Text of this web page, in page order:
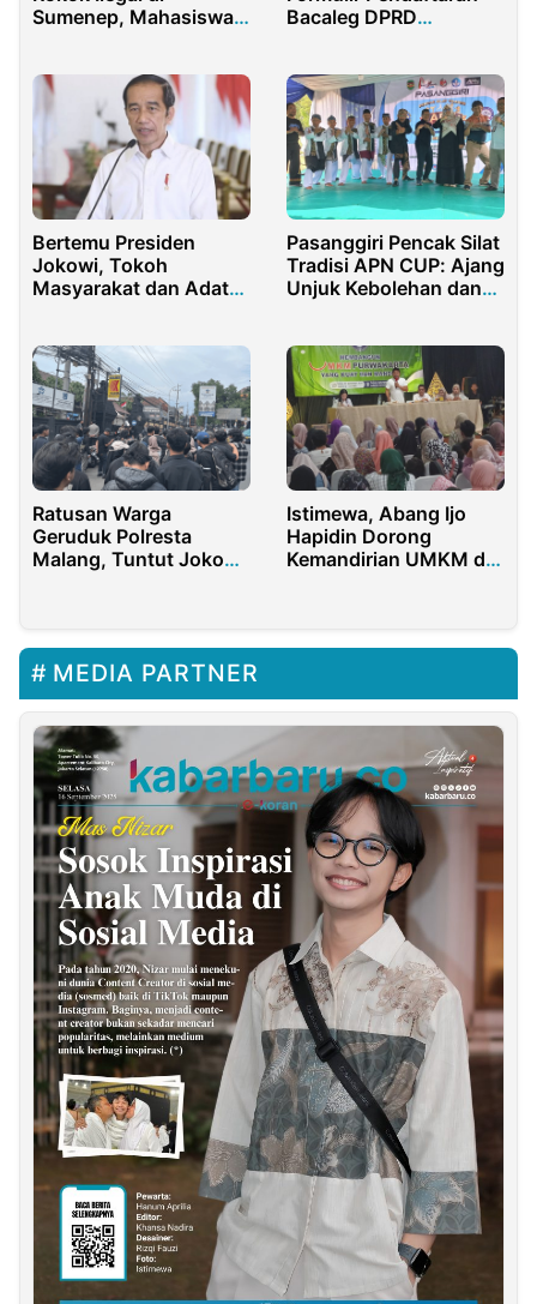
Sumenep, Mahasiswa
Bacaleg DPRD
Bertemu Presiden
Jokowi, Tokoh
Masyarakat dan Adat
Pasanggiri Pencak Silat
Tradisi APN CUP: Ajang
Unjuk Kebolehan dan
Ratusan Warga
Geruduk Polresta
Malang, Tuntut Jokowi
Istimewa, Abang Ijo
Hapidin Dorong
Kemandirian UMKM di
MEDIA PARTNER